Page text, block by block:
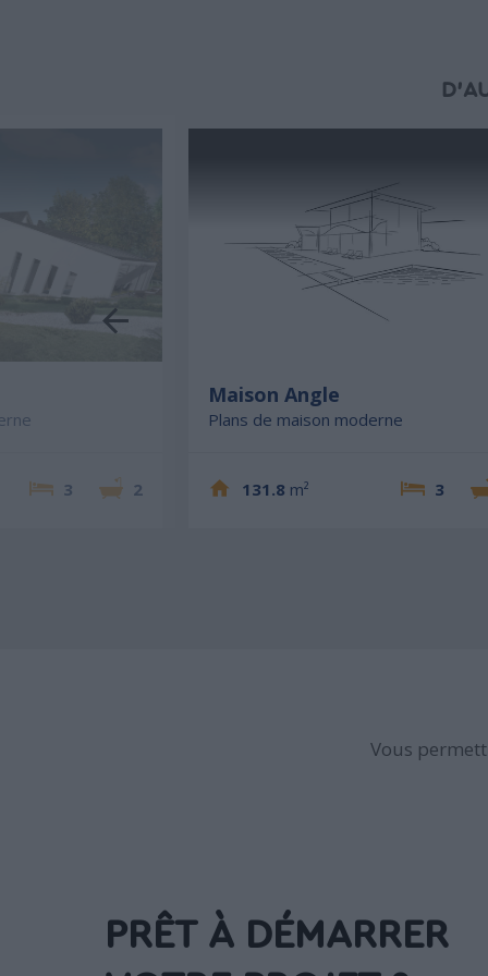
3 2
Maison Angle
Plans de maison moderne
131.8 m² 3
Vous
PRÊT À DÉMARRER